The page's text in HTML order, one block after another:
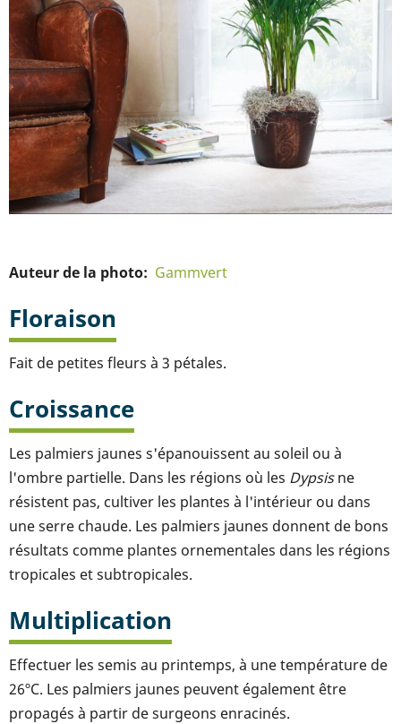
Auteur de la photo Gammvert
Floraison
Fait de petites fleurs à 3 pétales.
Croissance
Les palmiers jaunes s'épanouissent au soleil ou à
l'ombre partielle. Dans les régions où les Dypsisne
résistent pas, cultiver les plantes à l'intérieur ou dans
une serre chaude. Les palmiers jaunes donnent de bons
résultats comme plantes ornementales dans les régions
tropicales et subtropicales.
Multiplication
Effectuer les semis au printemps, à une température de
26ºC. Les palmiers jaunes peuvent également être
propagés à partir de surgeons enracinés.